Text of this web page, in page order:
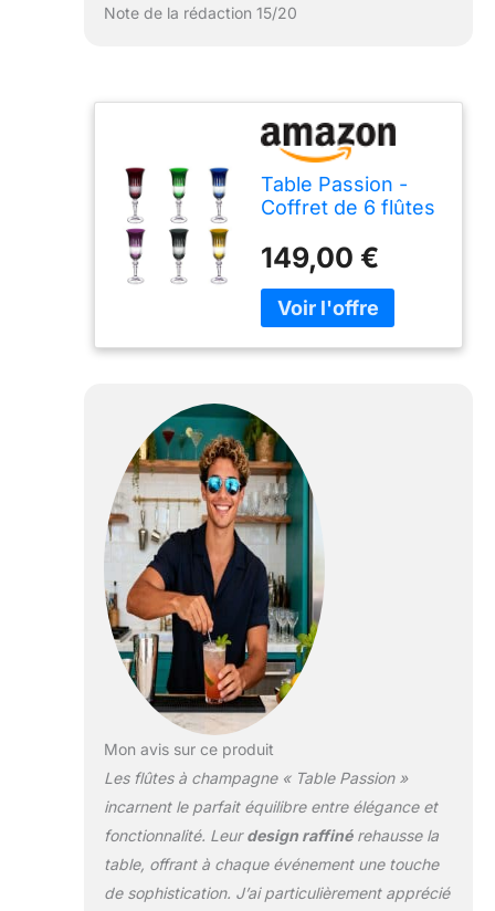
Note de la rédaction 15/20
Table Passion -
Coffret de 6 flûtes
en cristallin taillé
149,00 €
Mon avis sur ce produit
Les flûtes à champagne « Table Passion »
incarnent le parfait équilibre entre élégance et
fonctionnalité. Leurdesign raffinérehausse la
table, offrant à chaque événement une touche
de sophistication. J’ai particulièrement apprécié